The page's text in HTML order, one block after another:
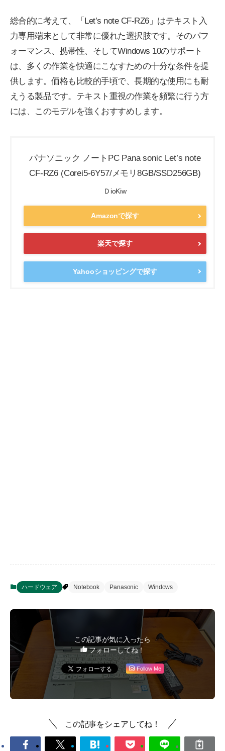
総合的に考えて、「Let’s note CF-RZ6」はテキスト入
力専用端末として非常に優れた選択肢です。そのパフ
ォーマンス、携帯性、そしてWindows 10のサポート
は、多くの作業を快適にこなすための十分な条件を提
供します。価格も比較的手頃で、長期的な使用にも耐
えうる製品です。テキスト重視の作業を頻繁に行う方
には、このモデルを強くおすすめします。
パナソニック ノートPC Pana sonic Let’s note
CF-RZ6 (Corei5-6Y57/メモリ8GB/SSD256GB)
ＤioKiw
Amazonで探す
楽天で探す
Yahooショッピングで探す
ハードウェア Notebook Panasonic Windows
この記事が気に入ったら
フォローしてね！
Follow Me
この記事をシェアしてね！